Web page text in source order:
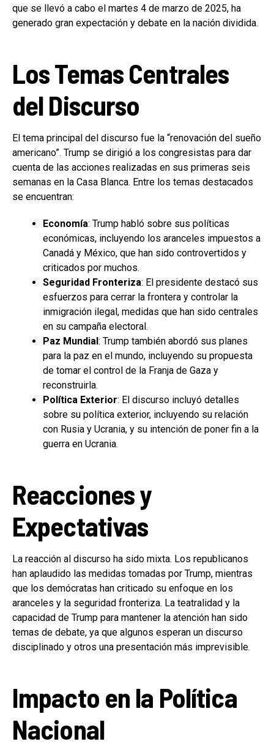
que se llevó a cabo el martes 4 de marzo de 2025, ha
generado gran expectación y debate en la nación dividida.
Los Temas Centrales
del Discurso
El tema principal del discurso fue la “renovación del sueño
americano”. Trump se dirigió a los congresistas para dar
cuenta de las acciones realizadas en sus primeras seis
semanas en la Casa Blanca. Entre los temas destacados
se encuentran:
Economía: Trump habló sobre sus políticas
económicas, incluyendo los aranceles impuestos a
Canadá y México, que han sido controvertidos y
criticados por muchos.
Seguridad Fronteriza: El presidente destacó sus
esfuerzos para cerrar la frontera y controlar la
inmigración ilegal, medidas que han sido centrales
en su campaña electoral.
Paz Mundial: Trump también abordó sus planes
para la paz en el mundo, incluyendo su propuesta
de tomar el control de la Franja de Gaza y
reconstruirla.
Política Exterior: El discurso incluyó detalles
sobre su política exterior, incluyendo su relación
con Rusia y Ucrania, y su intención de poner fin a la
guerra en Ucrania.
Reacciones y
Expectativas
La reacción al discurso ha sido mixta. Los republicanos
han aplaudido las medidas tomadas por Trump, mientras
que los demócratas han criticado su enfoque en los
aranceles y la seguridad fronteriza. La teatralidad y la
capacidad de Trump para mantener la atención han sido
temas de debate, ya que algunos esperan un discurso
disciplinado y otros una presentación más imprevisible.
Impacto en la Política
Nacional